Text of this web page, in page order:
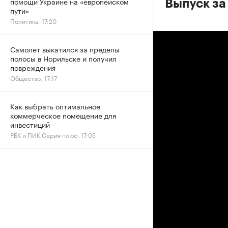
Выпуск
пути»
Политика, 17:20
Самолет выкатился за пределы
полосы в Норильске и получил
повреждения
Общество, 17:17
Как выбрать оптимальное
коммерческое помещение для
инвестиций
РБК и ПИК Серия плюс, 17:05